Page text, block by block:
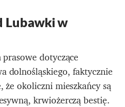
Lubawki w
dotyczące
dolnośląskiego, faktycznie
okoliczni mieszkańcy są
krwiożerczą bestię.